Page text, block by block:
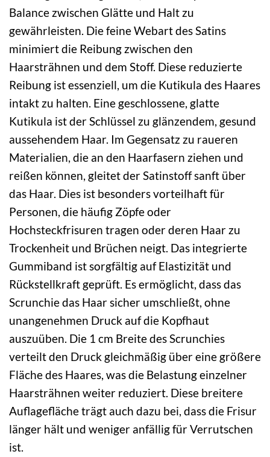
Balance zwischen Glätte und Halt zu
gewährleisten. Die feine Webart des Satins
minimiert die Reibung zwischen den
Haarsträhnen und dem Stoff. Diese reduzierte
Reibung ist essenziell, um die Kutikula des Haares
intakt zu halten. Eine geschlossene, glatte
Kutikula ist der Schlüssel zu glänzendem, gesund
aussehendem Haar. Im Gegensatz zu raueren
Materialien, die an den Haarfasern ziehen und
reißen können, gleitet der Satinstoff sanft über
das Haar. Dies ist besonders vorteilhaft für
Personen, die häufig Zöpfe oder
Hochsteckfrisuren tragen oder deren Haar zu
Trockenheit und Brüchen neigt. Das integrierte
Gummiband ist sorgfältig auf Elastizität und
Rückstellkraft geprüft. Es ermöglicht, dass das
Scrunchie das Haar sicher umschließt, ohne
unangenehmen Druck auf die Kopfhaut
auszuüben. Die 1 cm Breite des Scrunchies
verteilt den Druck gleichmäßig über eine größere
Fläche des Haares, was die Belastung einzelner
Haarsträhnen weiter reduziert. Diese breitere
Auflagefläche trägt auch dazu bei, dass die Frisur
länger hält und weniger anfällig für Verrutschen
ist.